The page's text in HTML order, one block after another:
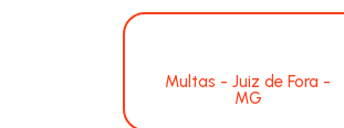
Multas - Juiz de Fora -
MG